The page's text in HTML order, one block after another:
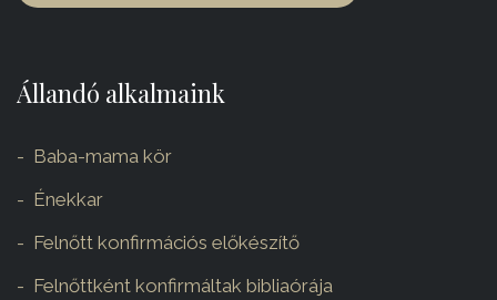
Állandó alkalmaink
Baba-mama kör
Énekkar
Felnőtt konfirmációs előkészítő
Felnőttként konfirmáltak bibliaórája